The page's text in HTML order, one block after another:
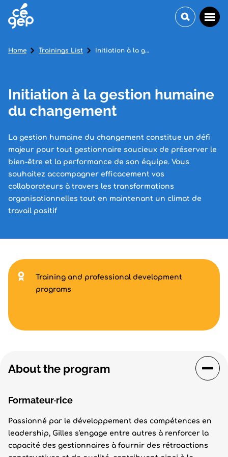
Initiation à la gestion humaine
du changement
La gestion humaine du changement constitue un défi
majeur pour tout gestionnaire soucieux de préserver le
bien-être et la performance de son équipe. Vous
souhaitez accompagner efficacement vos
collaborateurs à travers les transformations
organisationnelles tout en maintenant un climat de
travail positif
Home Trainings List Initiation à la gestion humaine du changement
About the program
Formateur·rice
Passionné par le développement des compétences en
leadership, Gilles s'engage entre autres à renforcer la
capacité des gestionnaires à fournir des rétroactions
Training and professional development
programs